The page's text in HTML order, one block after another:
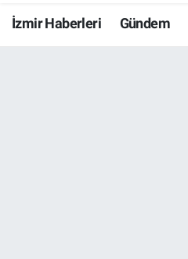
İzmir Haberleri Gündem
Resmi İlanlar